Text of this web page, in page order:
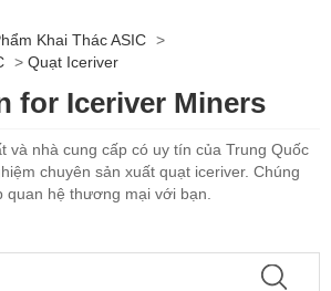
Khai Thác ASIC >
> Quạt Iceriver
for Iceriver Miners
và nhà cung cấp có uy tín của Trung Quốc
chuyên sản xuất quạt iceriver. Chúng
quan hệ thương mại với bạn.